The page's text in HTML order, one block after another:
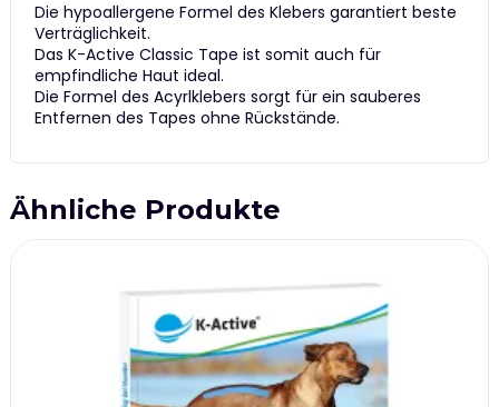
Die hypoallergene Formel des Klebers garantiert beste
Verträglichkeit.
Das K-Active Classic Tape ist somit auch für
empfindliche Haut ideal.
Die Formel des Acyrlklebers sorgt für ein sauberes
Entfernen des Tapes ohne Rückstände.
Ähnliche Produkte